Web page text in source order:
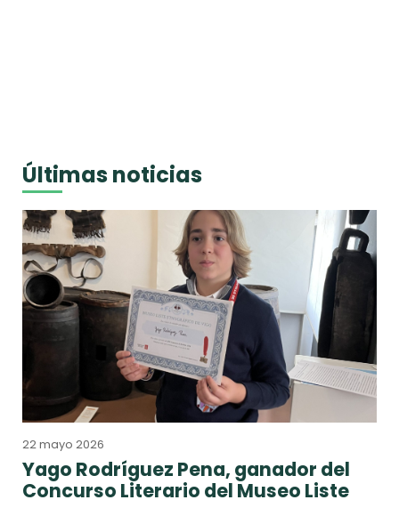
Últimas noticias
22 mayo 2026
Yago Rodríguez Pena, ganador del
Concurso Literario del Museo Liste